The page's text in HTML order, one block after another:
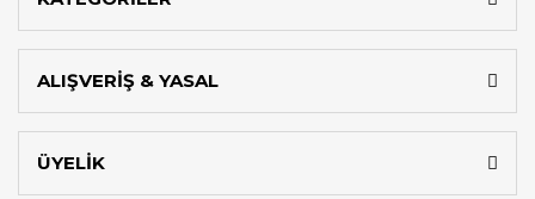
ALIŞVERİŞ & YASAL
ÜYELİK